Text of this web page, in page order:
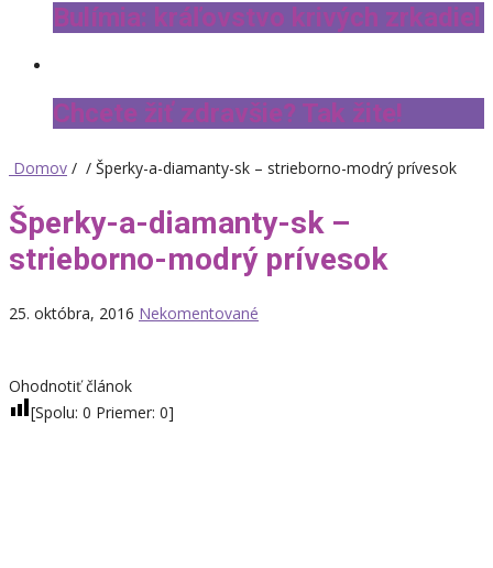
Bulímia: kráľovstvo krivých zrkadiel
Chcete žiť zdravšie? Tak žite!
Domov / / Šperky-a-diamanty-sk – strieborno-modrý prívesok
Šperky-a-diamanty-sk –
strieborno-modrý prívesok
25. októbra, 2016 Nekomentované
Ohodnotiť článok
[Spolu: 0 Priemer: 0]